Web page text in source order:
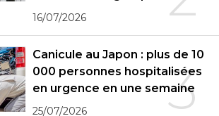
16/07/2026
3
Canicule au Japon : plus de 10
000 personnes hospitalisées
en urgence en une semaine
25/07/2026